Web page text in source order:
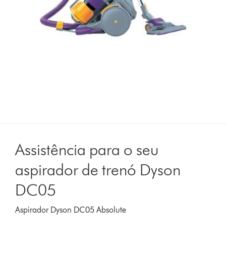
Assistência para o seu
aspirador de trenó Dyson
DC05
Aspirador Dyson DC05 Absolute